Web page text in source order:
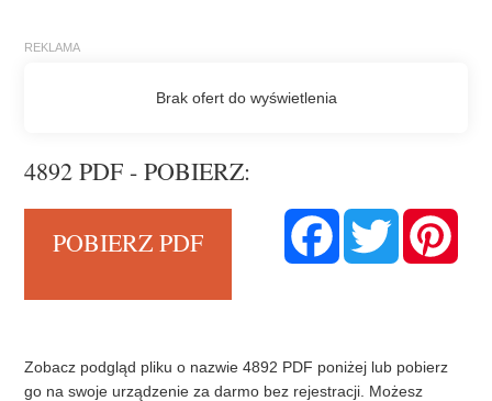
4892 PDF - POBIERZ:
POBIERZ PDF
F
T
w
P
Zobacz podgląd pliku o nazwie 4892 PDF poniżej lub pobierz
go na swoje urządzenie za darmo bez rejestracji. Możesz